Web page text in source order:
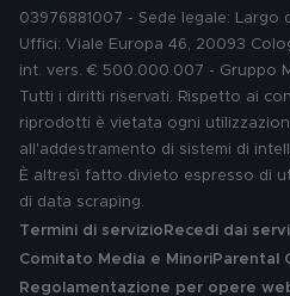
03976881007 - Sede legale: Largo
Uffici: Viale Europa 46, 20093
int. vers. € 500.000.007 - Gruppo
Tutti i diritti riservati. Rispetto ai
riprodotti è vietata ogni
all'addestramento di sistemi di
È altresì fatto divieto espresso di
di data scraping.
Termini di servizio Recedi dai
Comitato Media e MinoriParental
Regolamentazione per opere